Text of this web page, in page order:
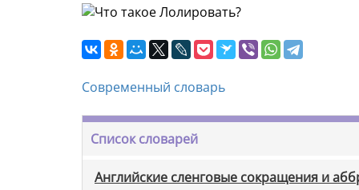
Современный словарь
Список словарей
Английские сленговые сокращения и